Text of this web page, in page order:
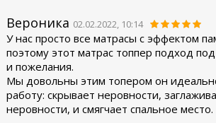
Вероника 02.02.2022, 10:14
У нас просто все матрасы с эффектом
поэтому этот матрас топпер подход
и пожелания.
Мы довольны этим топером он
работу: скрывает неровности,
неровности, и смягчает спальное место.